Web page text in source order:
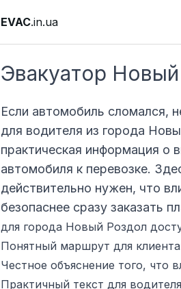
EVAC.in.ua
Эвакуатор
Если автомобиль сломался,
для водителя из города
практическая информация о
автомобиля к перевозке.
действительно нужен, что
безопаснее сразу заказать
для города Новый Роздол
Понятный маршрут для
Честное объяснение того, что
Практичный текст для